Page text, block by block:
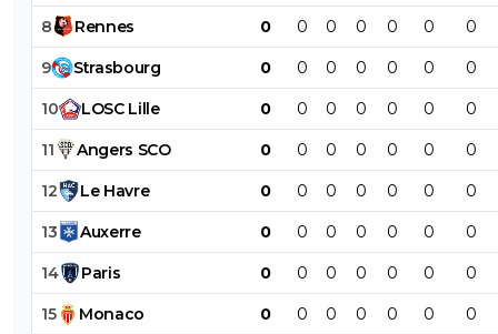
8 Rennes 0 0 0 0 0 0 0
9 Strasbourg 0 0 0 0 0 0 0
10 LOSC Lille 0 0 0 0 0 0 0
11 Angers SCO 0 0 0 0 0 0 0
12 Le Havre 0 0 0 0 0 0 0
13 Auxerre 0 0 0 0 0 0 0
14 Paris 0 0 0 0 0 0 0
15 Monaco 0 0 0 0 0 0 0